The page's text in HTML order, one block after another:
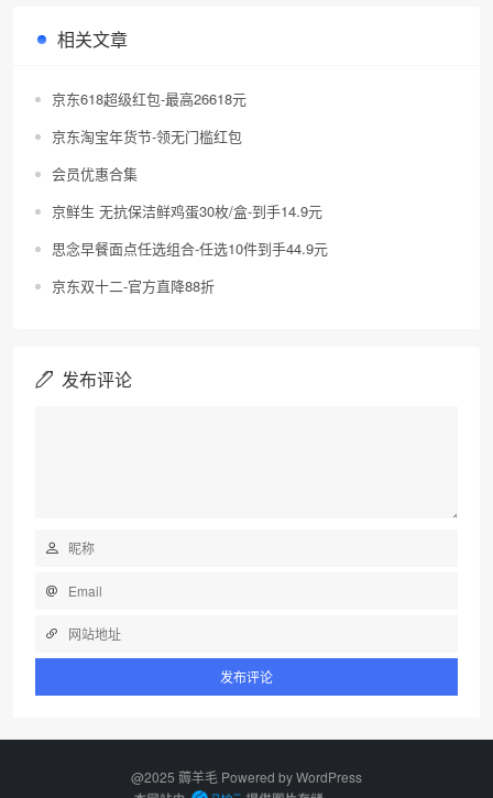
相关文章
京东618超级红包-最高26618元
京东淘宝年货节-领无门槛红包
会员优惠合集
京鲜生 无抗保洁鲜鸡蛋30枚/盒-到手14.9元
思念早餐面点任选组合-任选10件到手44.9元
京东双十二-官方直降88折
发布评论
@2025 薅羊毛 Powered byWordPress